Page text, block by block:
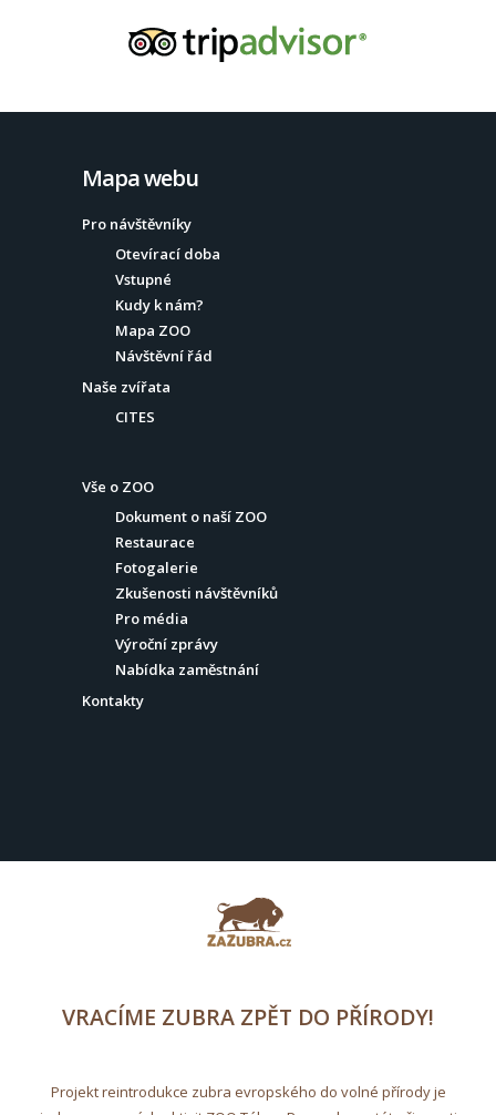
Mapa webu
Pro návštěvníky
Otevírací doba
Vstupné
Kudy k nám?
Mapa ZOO
Návštěvní řád
Naše zvířata
CITES
Vše o ZOO
Dokument o naší ZOO
Restaurace
Fotogalerie
Zkušenosti návštěvníků
Pro média
Výroční zprávy
Nabídka zaměstnání
Kontakty
VRACÍME ZUBRA ZPĚT DO PŘÍRODY!
Projekt reintrodukce zubra evropského do volné přírody je